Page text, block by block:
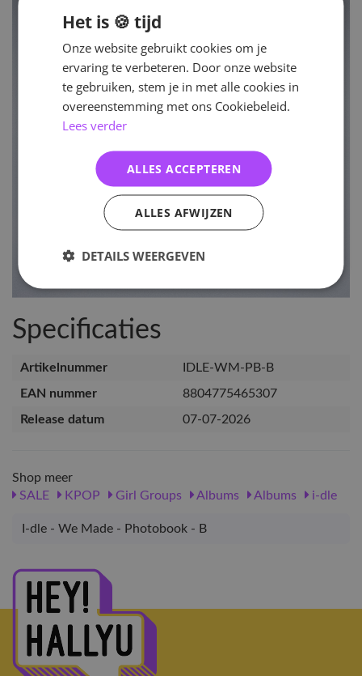
Specificaties
Artikelnummer
IDLE-WM-PB-B
EAN nummer
8804775465307
Release datum
07-07-2026
Shop meer
SALE
KPOP Girl Groups Albums Albums i-dle
I-dle - We Made - Photobook - B
Het is 🍪 tijd
Onze website gebruikt cookies om je
ervaring te verbeteren. Door onze website
te gebruiken, stem je in met alle cookies in
overeenstemming met ons Cookiebeleid.
Lees verder
ALLES ACCEPTEREN
ALLES AFWIJZEN
DETAILS WEERGEVEN